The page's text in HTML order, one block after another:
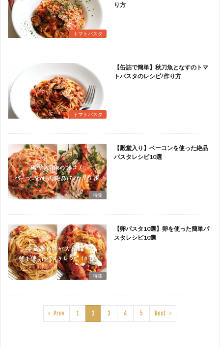
トマトパスタ
り方
トマトパスタ
【缶詰で簡単】秋刀魚となすのトマ
トパスタのレシピ/作り方
特集
【殿堂入り】ベーコンを使った絶品
パスタレシピ10選
特集
【卵パスタ10選】卵を使った簡単パ
スタレシピ10選
Prev 1 2 3 4 5 Next